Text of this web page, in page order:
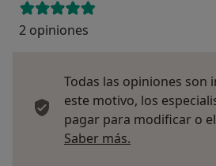
2 opiniones
Todas las opiniones son
este motivo, los
pagar para modificar o
Saber más.